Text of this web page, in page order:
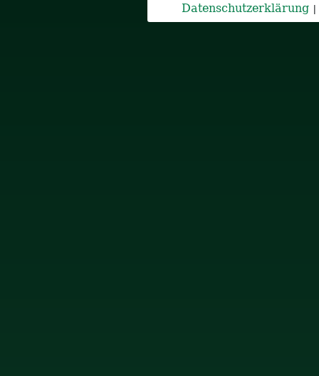
Datenschutzerklärung |